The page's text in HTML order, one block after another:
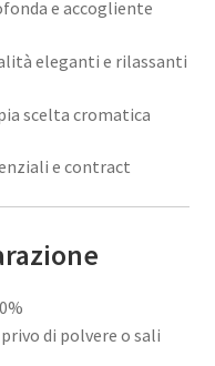
e accogliente
eleganti e rilassanti
scelta cromatica
e contract
di polvere o sali